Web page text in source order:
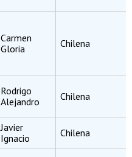
Carmen
Gloria
Chilena
Rodrigo
Alejandro
Chilena
Javier
Ignacio
Chilena